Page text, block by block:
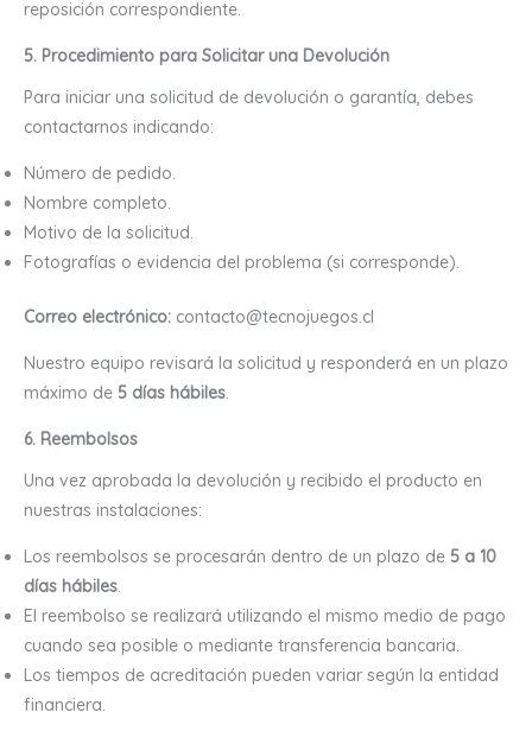
reposición correspondiente.
5. Procedimiento para Solicitar una Devolución
Para iniciar una solicitud de devolución o garantía, debes
contactarnos indicando:
Número de pedido.
Nombre completo.
Motivo de la solicitud.
Fotografías o evidencia del problema (si corresponde).
Correo electrónico: contacto@tecnojuegos.cl
Nuestro equipo revisará la solicitud y responderá en un plazo
máximo de 5 días hábiles.
6. Reembolsos
Una vez aprobada la devolución y recibido el producto en
nuestras instalaciones:
Los reembolsos se procesarán dentro de un plazo de 5 a 10
días hábiles.
El reembolso se realizará utilizando el mismo medio de pago
cuando sea posible o mediante transferencia bancaria.
Los tiempos de acreditación pueden variar según la entidad
financiera.